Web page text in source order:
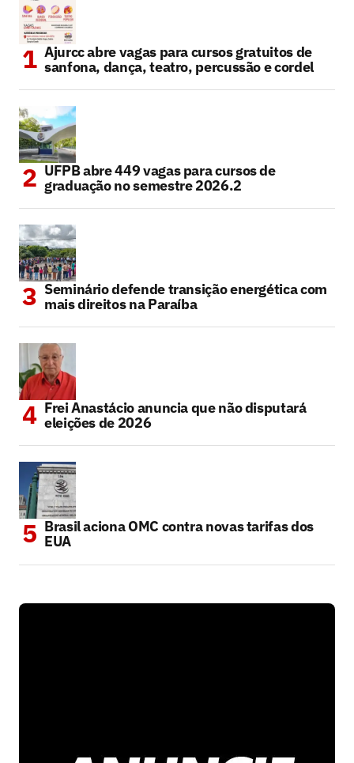
Ajurcc abre vagas para cursos gratuitos de
sanfona, dança, teatro, percussão e cordel
UFPB abre 449 vagas para cursos de
graduação no semestre 2026.2
Seminário defende transição energética com
mais direitos na Paraíba
Frei Anastácio anuncia que não disputará
eleições de 2026
Brasil aciona OMC contra novas tarifas dos
EUA